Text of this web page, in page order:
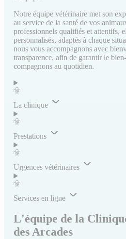
Notre équipe vétérinaire met son
au service de la santé de vos
professionnels qualifiés et attentifs,
personnalisés, adaptés à chaque
nous vous accompagnons avec
transparence, afin de garantir le
compagnons au quotidien.
La clinique
Prestations
Urgences vétérinaires
Services en ligne
L'équipe de la
des Arcades